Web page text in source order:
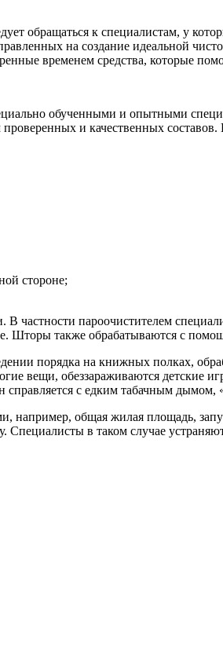
обращаться к специалистам, у
на создание идеальной
временем средства, которые
обученными и опытными
и качественных составов.
стороне;
В частности пароочистителем
Шторы также обрабатываются с
порядка на книжных полках,
вещи, обеззараживаются детские
с едким табачным
например, общая жилая площадь,
Специалисты в таком случае